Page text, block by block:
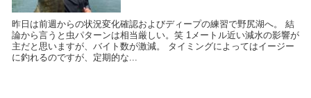
昨日は前週からの状況変化確認およびディープの練習で野尻湖へ。 結
論から言うと虫パターンは相当厳しい。笑 1メートル近い減水の影響が
主だと思いますが、バイト数が激減。 タイミングによってはイージー
に釣れるのですが、定期的な...